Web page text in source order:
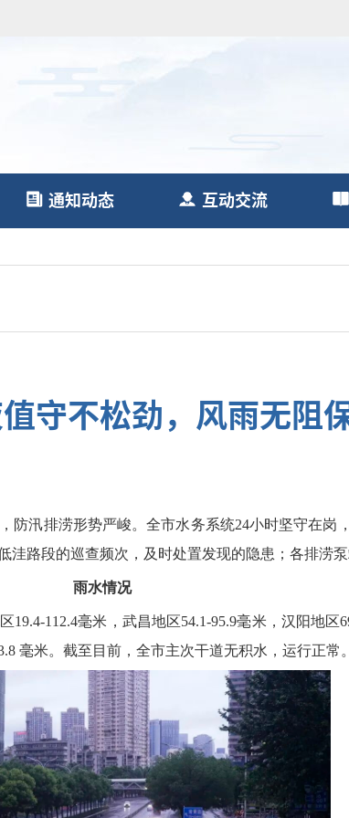
通知动态 互动交流
守不松劲，风雨无阻
防汛排涝形势严峻。全市水务系统24小时坚守在岗
路段的巡查频次，及时处置发现的隐患；各排涝泵
雨水情况
112.4毫米，武昌地区54.1-95.9毫米，汉阳地区
毫米。截至目前，全市主次干道无积水，运行正常。